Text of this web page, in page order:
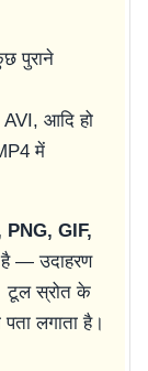
पुराने
आदि हो
में
PNG, GIF,
है — उदाहरण
टूल स्रोत के
लगाता है।